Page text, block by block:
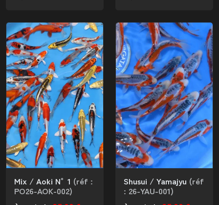
Mix / Aoki N°1 (réf :
PO26-AOK-002)
Shusui / Yamajyu (réf
: 26-YAU-001)